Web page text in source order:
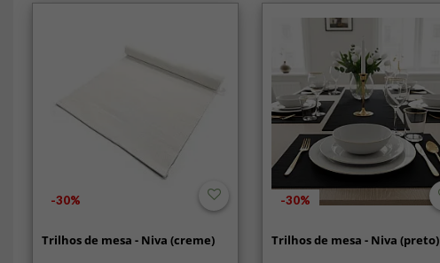
-30%
Trilhos de mesa - Niva (creme)
-30%
Trilhos de mesa - Niva (preto)